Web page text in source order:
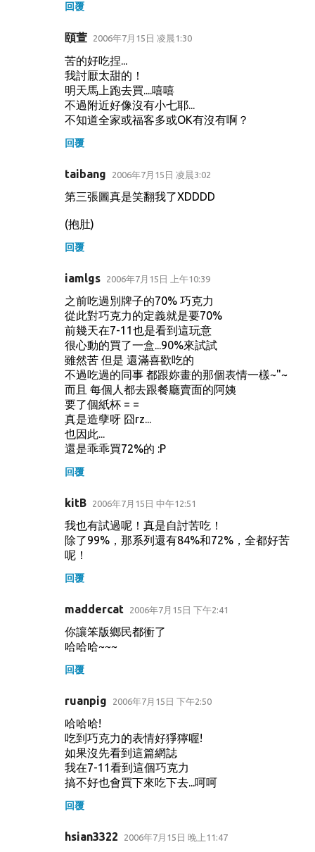
回覆
頤萱 2006年7月15日 凌晨1:30
苦的好吃捏...
我討厭太甜的！
明天馬上跑去買....嘻嘻
不過附近好像沒有小七耶...
不知道全家或福客多或OK有沒有啊？
回覆
taibang 2006年7月15日 凌晨3:02
第三張圖真是笑翻我了XDDDD
(抱肚)
回覆
iamlgs 2006年7月15日 上午10:39
之前吃過別牌子的70% 巧克力
從此對巧克力的定義就是要70%
前幾天在7-11也是看到這玩意
很心動的買了一盒...90%來試試
雖然苦 但是 還滿喜歡吃的
不過吃過的同事 都跟妳畫的那個表情一樣~"~
而且 每個人都去跟餐廳賣面的阿姨
要了個紙杯 = =
真是造孽呀 囧rz...
也因此...
還是乖乖買72%的 :P
回覆
kitB 2006年7月15日 中午12:51
我也有試過呢！真是自討苦吃！
除了99%，那系列還有84%和72%，全都好苦
呢！
回覆
maddercat 2006年7月15日 下午2:41
你讓笨版鄉民都衝了
哈哈哈~~~
回覆
ruanpig 2006年7月15日 下午2:50
哈哈哈!
吃到巧克力的表情好猙獰喔!
如果沒先看到這篇網誌
我在7-11看到這個巧克力
搞不好也會買下來吃下去...呵呵
回覆
hsian3322 2006年7月15日 晚上11:47